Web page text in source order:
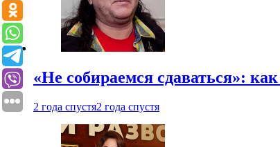
«Не собираемся сдаваться»:
2 года спустя2 года спустя